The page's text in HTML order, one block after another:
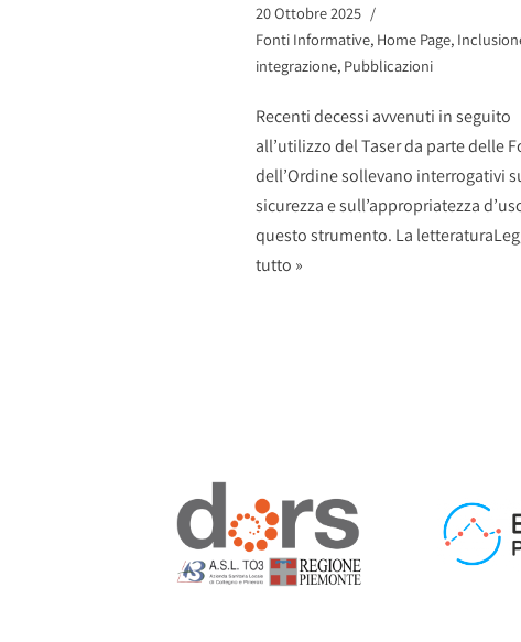
20 Ottobre 2025
Fonti Informative, Home Page,
integrazione, Pubblicazioni
Recenti decessi avvenuti in seguito
all’utilizzo del Taser da parte delle
dell’Ordine sollevano interrogativi
sicurezza e sull’appropriatezza
questo strumento. La letteratura
tutto »